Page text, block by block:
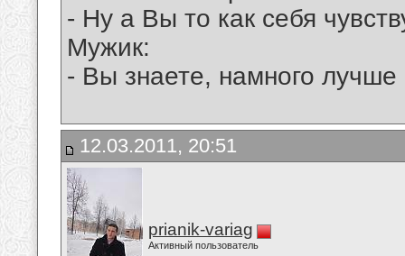
- Ну а Вы то как себя
Мужик:
- Вы знаете, намного
12.03.2011, 20:51
prianik-variag
Активный пользователь